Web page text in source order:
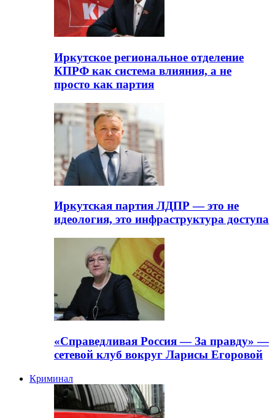
Иркутское региональное отделение
КПРФ как система влияния, а не
просто как партия
Иркутская партия ЛДПР — это не
идеология, это инфраструктура доступа
«Справедливая Россия — За правду» —
сетевой клуб вокруг Ларисы Егоровой
Криминал